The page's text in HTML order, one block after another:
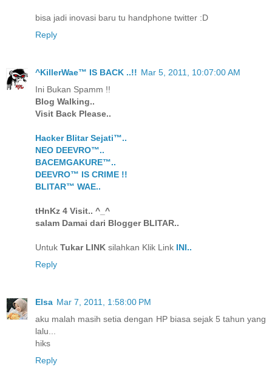
bisa jadi inovasi baru tu handphone twitter :D
Reply
^KillerWae™ IS BACK ..!! Mar 5, 2011, 10:07:00 AM
Ini Bukan Spamm !!
Blog Walking..
Visit Back Please..
Hacker Blitar Sejati™..
NEO DEEVRO™..
BACEMGAKURE™..
DEEVRO™ IS CRIME !!
BLITAR™ WAE..
tHnKz 4 Visit.. ^_^
salam Damai dari Blogger BLITAR..
Untuk Tukar LINK silahkan Klik Link INI..
Reply
Elsa Mar 7, 2011, 1:58:00 PM
aku malah masih setia dengan HP biasa sejak 5 tahun yang
lalu...
hiks
Reply